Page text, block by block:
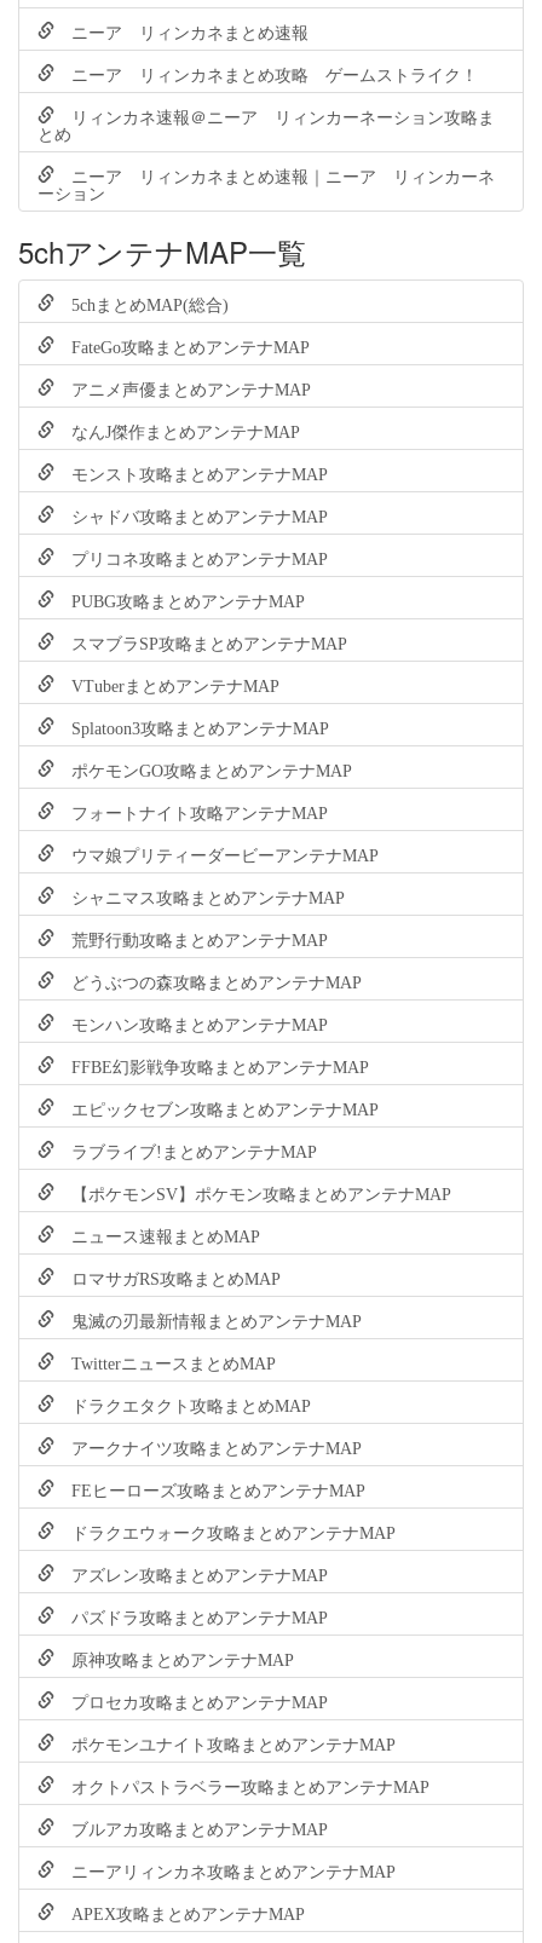
ニーア リィンカネまとめ速報
ニーア リィンカネまとめ攻略 ゲームストライク！
リィンカネ速報＠ニーア リィンカーネーション攻略ま
とめ
ニーア リィンカネまとめ速報｜ニーア リィンカーネ
ーション
5chアンテナMAP一覧
5chまとめMAP(総合)
FateGo攻略まとめアンテナMAP
アニメ声優まとめアンテナMAP
なんJ傑作まとめアンテナMAP
モンスト攻略まとめアンテナMAP
シャドバ攻略まとめアンテナMAP
プリコネ攻略まとめアンテナMAP
PUBG攻略まとめアンテナMAP
スマブラSP攻略まとめアンテナMAP
VTuberまとめアンテナMAP
Splatoon3攻略まとめアンテナMAP
ポケモンGO攻略まとめアンテナMAP
フォートナイト攻略アンテナMAP
ウマ娘プリティーダービーアンテナMAP
シャニマス攻略まとめアンテナMAP
荒野行動攻略まとめアンテナMAP
どうぶつの森攻略まとめアンテナMAP
モンハン攻略まとめアンテナMAP
FFBE幻影戦争攻略まとめアンテナMAP
エピックセブン攻略まとめアンテナMAP
ラブライブ!まとめアンテナMAP
【ポケモンSV】ポケモン攻略まとめアンテナMAP
ニュース速報まとめMAP
ロマサガRS攻略まとめMAP
鬼滅の刃最新情報まとめアンテナMAP
TwitterニュースまとめMAP
ドラクエタクト攻略まとめMAP
アークナイツ攻略まとめアンテナMAP
FEヒーローズ攻略まとめアンテナMAP
ドラクエウォーク攻略まとめアンテナMAP
アズレン攻略まとめアンテナMAP
パズドラ攻略まとめアンテナMAP
原神攻略まとめアンテナMAP
プロセカ攻略まとめアンテナMAP
ポケモンユナイト攻略まとめアンテナMAP
オクトパストラベラー攻略まとめアンテナMAP
ブルアカ攻略まとめアンテナMAP
ニーアリィンカネ攻略まとめアンテナMAP
APEX攻略まとめアンテナMAP